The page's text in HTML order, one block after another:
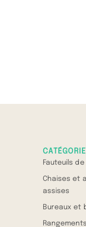
Fauteuils
Chaises et
assises
Bureaux et
Rangements